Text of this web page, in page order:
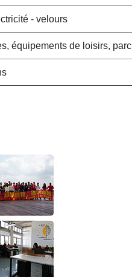
- velours
équipements de loisirs, parc